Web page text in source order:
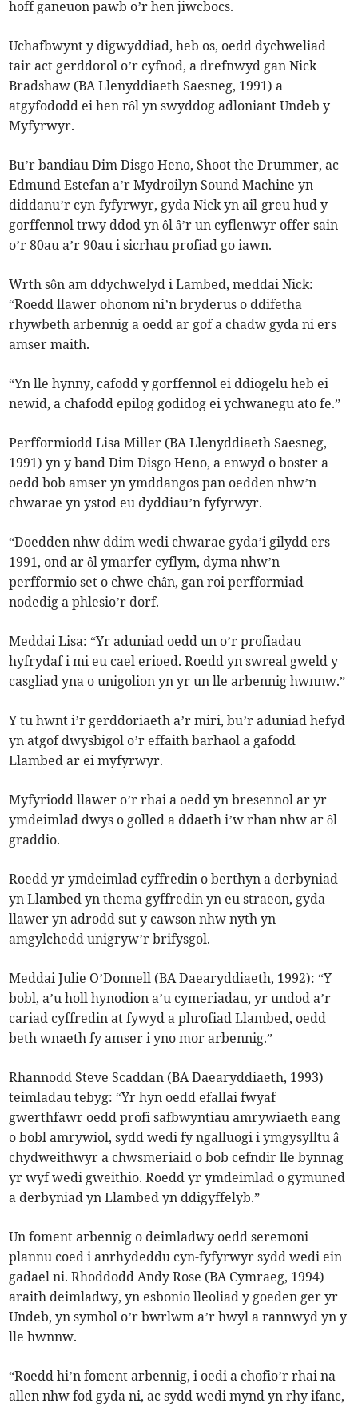
hoff ganeuon pawb o’r hen jiwcbocs.
Uchafbwynt y digwyddiad, heb os, oedd dychweliad
tair act gerddorol o’r cyfnod, a drefnwyd gan Nick
Bradshaw (BA Llenyddiaeth Saesneg, 1991) a
atgyfododd ei hen rôl yn swyddog adloniant Undeb y
Myfyrwyr.
Bu’r bandiau Dim Disgo Heno, Shoot the Drummer, ac
Edmund Estefan a’r Mydroilyn Sound Machine yn
diddanu’r cyn-fyfyrwyr, gyda Nick yn ail-greu hud y
gorffennol trwy ddod yn ôl â’r un cyflenwyr offer sain
o’r 80au a’r 90au i sicrhau profiad go iawn.
Wrth sôn am ddychwelyd i Lambed, meddai Nick:
“Roedd llawer ohonom ni’n bryderus o ddifetha
rhywbeth arbennig a oedd ar gof a chadw gyda ni ers
amser maith.
“Yn lle hynny, cafodd y gorffennol ei ddiogelu heb ei
newid, a chafodd epilog godidog ei ychwanegu ato fe.”
Perfformiodd Lisa Miller (BA Llenyddiaeth Saesneg,
1991) yn y band Dim Disgo Heno, a enwyd o boster a
oedd bob amser yn ymddangos pan oedden nhw’n
chwarae yn ystod eu dyddiau’n fyfyrwyr.
“Doedden nhw ddim wedi chwarae gyda’i gilydd ers
1991, ond ar ôl ymarfer cyflym, dyma nhw’n
perfformio set o chwe chân, gan roi perfformiad
nodedig a phlesio’r dorf.
Meddai Lisa: “Yr aduniad oedd un o’r profiadau
hyfrydaf i mi eu cael erioed. Roedd yn swreal gweld y
casgliad yna o unigolion yn yr un lle arbennig hwnnw.”
Y tu hwnt i’r gerddoriaeth a’r miri, bu’r aduniad hefyd
yn atgof dwysbigol o’r effaith barhaol a gafodd
Llambed ar ei myfyrwyr.
Myfyriodd llawer o’r rhai a oedd yn bresennol ar yr
ymdeimlad dwys o golled a ddaeth i’w rhan nhw ar ôl
graddio.
Roedd yr ymdeimlad cyffredin o berthyn a derbyniad
yn Llambed yn thema gyffredin yn eu straeon, gyda
llawer yn adrodd sut y cawson nhw nyth yn
amgylchedd unigryw’r brifysgol.
Meddai Julie O’Donnell (BA Daearyddiaeth, 1992): “Y
bobl, a’u holl hynodion a’u cymeriadau, yr undod a’r
cariad cyffredin at fywyd a phrofiad Llambed, oedd
beth wnaeth fy amser i yno mor arbennig.”
Rhannodd Steve Scaddan (BA Daearyddiaeth, 1993)
teimladau tebyg: “Yr hyn oedd efallai fwyaf
gwerthfawr oedd profi safbwyntiau amrywiaeth eang
o bobl amrywiol, sydd wedi fy ngalluogi i ymgysylltu â
chydweithwyr a chwsmeriaid o bob cefndir lle bynnag
yr wyf wedi gweithio. Roedd yr ymdeimlad o gymuned
a derbyniad yn Llambed yn ddigyffelyb.”
Un foment arbennig o deimladwy oedd seremoni
plannu coed i anrhydeddu cyn-fyfyrwyr sydd wedi ein
gadael ni. Rhoddodd Andy Rose (BA Cymraeg, 1994)
araith deimladwy, yn esbonio lleoliad y goeden ger yr
Undeb, yn symbol o’r bwrlwm a’r hwyl a rannwyd yn y
lle hwnnw.
“Roedd hi’n foment arbennig, i oedi a chofio’r rhai na
allen nhw fod gyda ni, ac sydd wedi mynd yn rhy ifanc,